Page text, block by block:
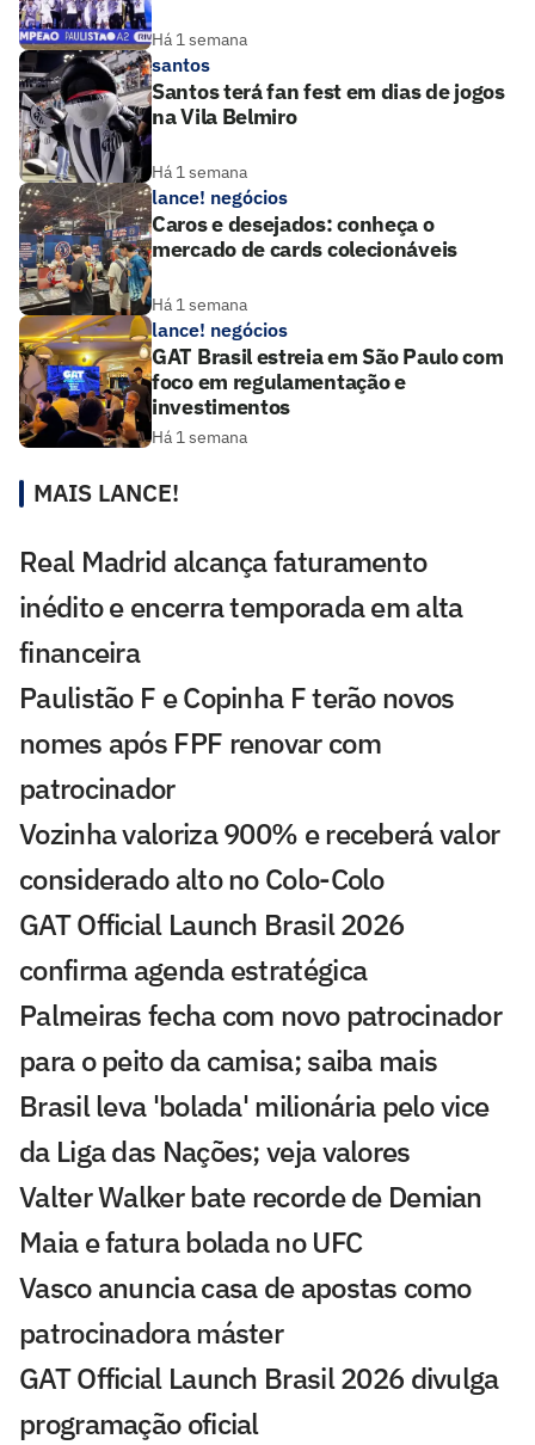
Há 1 semana
santos
Santos terá fan fest em dias de jogos
na Vila Belmiro
Há 1 semana
lance! negócios
Caros e desejados: conheça o
mercado de cards colecionáveis
Há 1 semana
lance! negócios
GAT Brasil estreia em São Paulo com
foco em regulamentação e
investimentos
Há 1 semana
MAIS LANCE!
Real Madrid alcança faturamento
inédito e encerra temporada em alta
financeira
Paulistão F e Copinha F terão novos
nomes após FPF renovar com
patrocinador
Vozinha valoriza 900% e receberá valor
considerado alto no Colo-Colo
GAT Official Launch Brasil 2026
confirma agenda estratégica
Palmeiras fecha com novo patrocinador
para o peito da camisa; saiba mais
Brasil leva 'bolada' milionária pelo vice
da Liga das Nações; veja valores
Valter Walker bate recorde de Demian
Maia e fatura bolada no UFC
Vasco anuncia casa de apostas como
patrocinadora máster
GAT Official Launch Brasil 2026 divulga
programação oficial